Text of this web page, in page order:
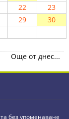
22
23
29
30
Още от днес...
без упоменаване